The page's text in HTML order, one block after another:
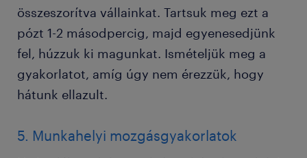
összeszorítva vállainkat. Tartsuk meg ezt a
pózt 1-2 másodpercig, majd egyenesedjünk
fel, húzzuk ki magunkat. Ismételjük meg a
gyakorlatot, amíg úgy nem érezzük, hogy
hátunk ellazult.
5. Munkahelyi mozgásgyakorlatok